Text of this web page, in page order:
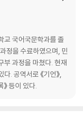
교 국어국문학과를 졸
정을 수료하였으며, 민
부 과정을 마쳤다. 현재
. 공역서로 《기언》,
》 등이 있다.